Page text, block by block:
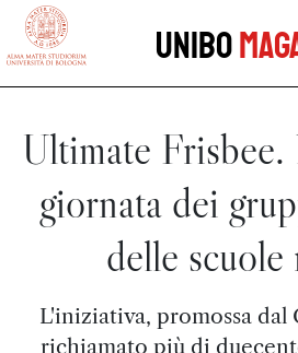
vai al contenuto della pagina
Unibo
Ultimate Frisbee.
giornata dei
delle scuole
L'iniziativa, promossa dal
richiamato più di